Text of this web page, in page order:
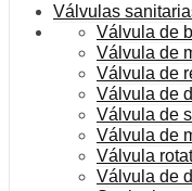
Válvulas
Válvula de
Válvula de
Válvula de
Válvula de
Válvula de
Válvula de
Válvula
Válvula de